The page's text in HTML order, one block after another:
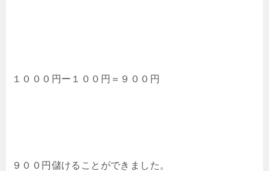
１０００円ー１００円＝９００円
９００円儲けることができました。